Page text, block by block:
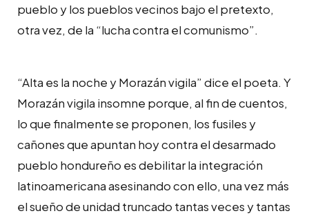
pueblo y los pueblos vecinos bajo el pretexto,
otra vez, de la “lucha contra el comunismo”.
“Alta es la noche y Morazán vigila” dice el poeta. Y
Morazán vigila insomne porque, al fin de cuentos,
lo que finalmente se proponen, los fusiles y
cañones que apuntan hoy contra el desarmado
pueblo hondureño es debilitar la integración
latinoamericana asesinando con ello, una vez más
el sueño de unidad truncado tantas veces y tantas